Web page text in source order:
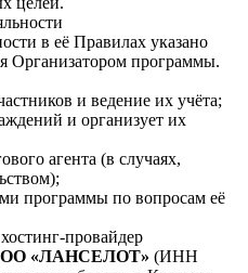
в её Правилах указано
Организатором программы.
и ведение их учёта;
и организует их
агента (в случаях,
программы по вопросам её
провайдер
ООО «ЛАНСЕЛОТ» (ИНН